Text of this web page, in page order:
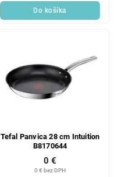
Do košíka
Tefal Panvica 28 cm Intuition
B8170644
0 € bez DPH
0 €